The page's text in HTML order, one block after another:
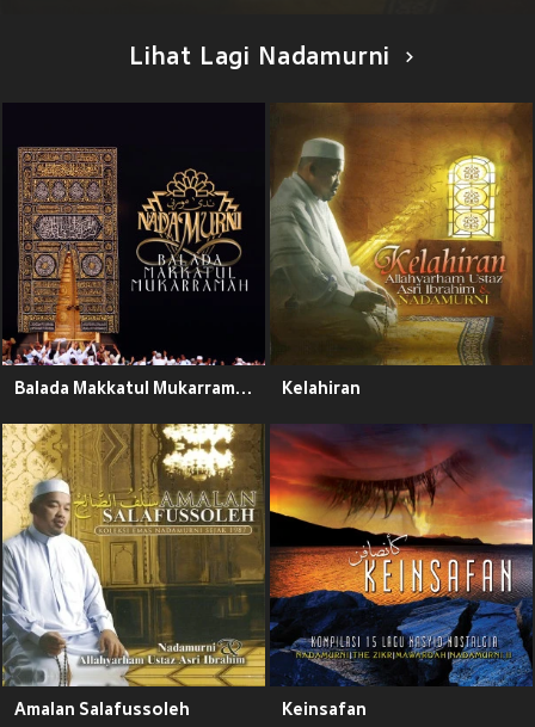
Lihat Lagi Nadamurni
Balada Makkatul Mukarramah Kelahiran
Amalan Salafussoleh Keinsafan